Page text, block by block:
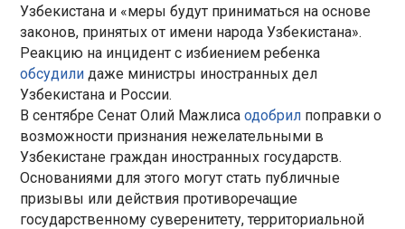
Узбекистана и «меры будут приниматься на основе
законов, принятых от имени народа Узбекистана».
Реакцию на инцидент с избиением ребенка
обсудилидаже министры иностранных дел
Узбекистана и России.
В сентябре Сенат Олий Мажлисаодобрил поправки о
возможности признания нежелательными в
Узбекистане граждан иностранных государств.
Основаниями для этого могут стать публичные
призывы или действия противоречащие
государственному суверенитету, территориальной